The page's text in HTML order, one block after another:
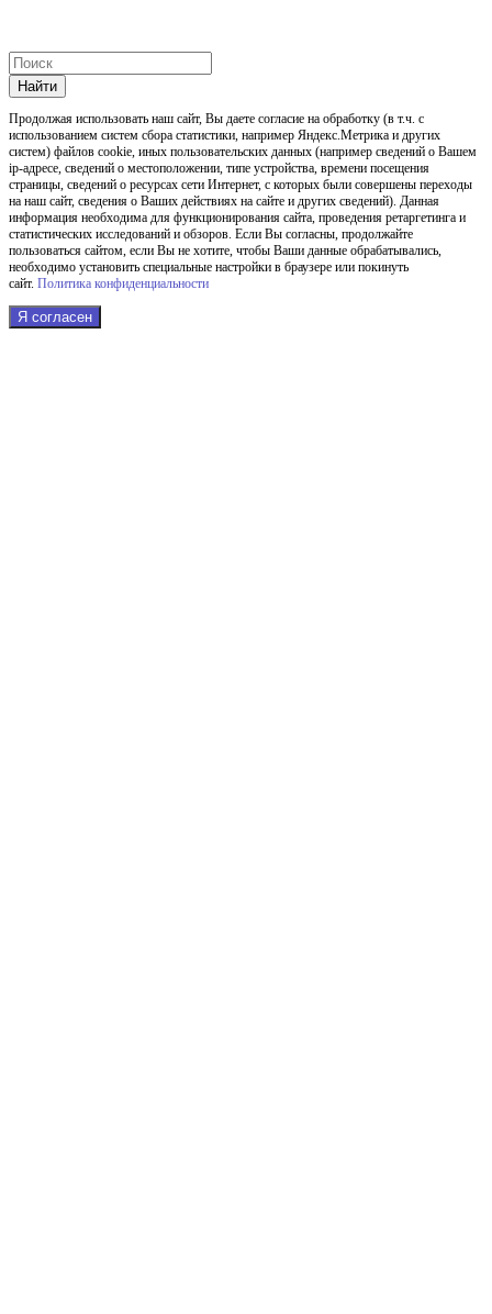
Найти
Продолжая использовать наш cайт, Вы даете согласие на обработку (в т.ч. с
использованием систем сбора статистики, например Яндекс.Метрика и других
систем) файлов cookie, иных пользовательских данных (например сведений о Вашем
ip-адресе, сведений о местоположении, типе устройства, времени посещения
страницы, сведений о ресурсах сети Интернет, с которых были совершены переходы
на наш сайт, сведения о Ваших действиях на сайте и других сведений). Данная
информация необходима для функционирования сайта, проведения ретаргетинга и
статистических исследований и обзоров. Если Вы согласны, продолжайте
пользоваться сайтом, если Вы не хотите, чтобы Ваши данные обрабатывались,
необходимо установить специальные настройки в браузере или покинуть
сайт. Политика конфиденциальности
Я согласен